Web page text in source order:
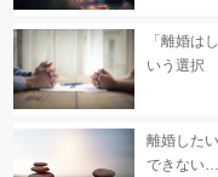
「離婚は
いう選択
離婚した
できない